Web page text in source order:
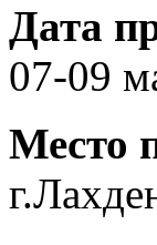
Дата
07-09
Место